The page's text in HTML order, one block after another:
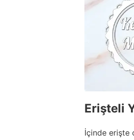
Erişteli
İçinde erişte